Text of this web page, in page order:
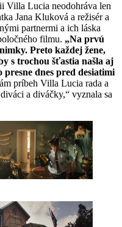
Villa Lucia neodohráva len
Jana Kluková a režisér a
partnermi a ich láska
filmu. „Na prvú
Preto každej žene,
s trochou šťastia našla aj
presne dnes pred desiatimi
príbeh Villa Lucia rada a
a diváčky,“ vyznala sa